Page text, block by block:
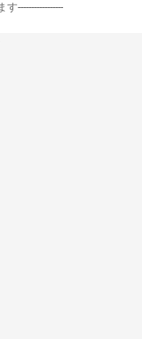
-----------------